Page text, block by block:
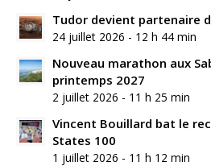
Tudor devient partenaire
24 juillet 2026 - 12 h 44 min
Nouveau marathon aux
printemps 2027
2 juillet 2026 - 11 h 25 min
Vincent Bouillard bat le
States 100
1 juillet 2026 - 11 h 12 min